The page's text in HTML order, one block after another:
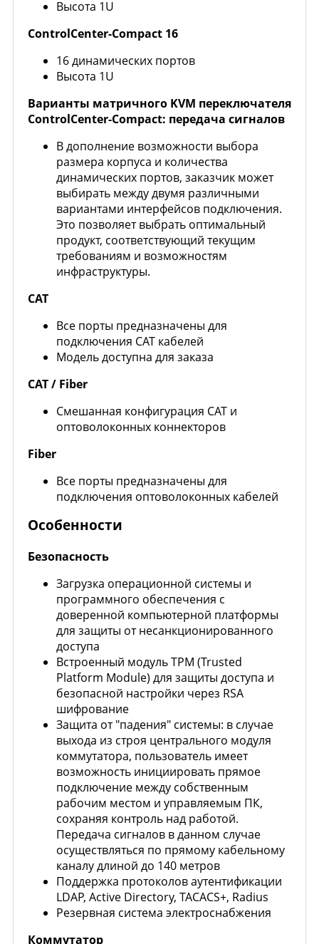
Высота 1U
ControlCenter-Compact 16
16 динамических портов
Высота 1U
Варианты матричного KVM переключателя
ControlCenter-Compact: передача сигналов
В дополнение возможности выбора
размера корпуса и количества
динамических портов, заказчик может
выбирать между двумя различными
вариантами интерфейсов подключения.
Это позволяет выбрать оптимальный
продукт, соответствующий текущим
требованиям и возможностям
инфраструктуры.
CAT
Все порты предназначены для
подключения CAT кабелей
Модель доступна для заказа
CAT / Fiber
Смешанная конфигурация CAT и
оптоволоконных коннекторов
Fiber
Все порты предназначены для
подключения оптоволоконных кабелей
Особенности
Безопасность
Загрузка операционной системы и
программного обеспечения с
доверенной компьютерной платформы
для защиты от несанкционированного
доступа
Встроенный модуль TPM (Trusted
Platform Module) для защиты доступа и
безопасной настройки через RSA
шифрование
Защита от "падения" системы: в случае
выхода из строя центрального модуля
коммутатора, пользователь имеет
возможность инициировать прямое
подключение между собственным
рабочим местом и управляемым ПК,
сохраняя контроль над работой.
Передача сигналов в данном случае
осуществляться по прямому кабельному
каналу длиной до 140 метров
Поддержка протоколов аутентификации
LDAP, Active Directory, TACACS+, Radius
Резервная система электроснабжения
Коммутатор